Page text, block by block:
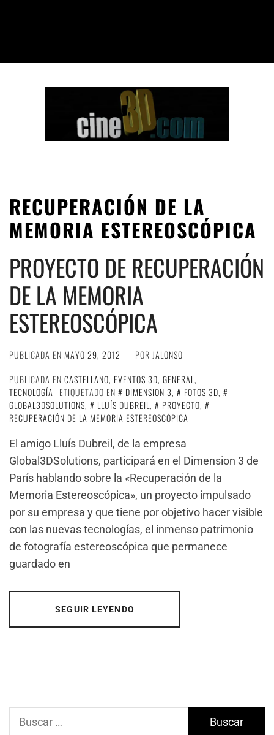
RECUPERACIÓN DE LA
MEMORIA ESTEREOSCÓPICA
PROYECTO DE RECUPERACIÓN
DE LA MEMORIA
ESTEREOSCÓPICA
PUBLICADA EN MAYO 29, 2012 POR JALONSO
PUBLICADA EN CASTELLANO, EVENTOS 3D, GENERAL,
TECNOLOGÍA
ETIQUETADO EN DIMENSION 3, FOTOS 3D,
GLOBAL3DSOLUTIONS, LLUÍS DUBREIL, PROYECTO,
RECUPERACIÓN DE LA MEMORIA ESTEREOSCÓPICA
El amigo Lluís Dubreil, de la empresa
Global3DSolutions, participará en el Dimension 3 de
París hablando sobre la «Recuperación de la
Memoria Estereoscópica», un proyecto impulsado
por su empresa y que tiene por objetivo hacer visible
con las nuevas tecnologías, el inmenso patrimonio
de fotografía estereoscópica que permanece
guardado en
SEGUIR LEYENDO
Buscar: